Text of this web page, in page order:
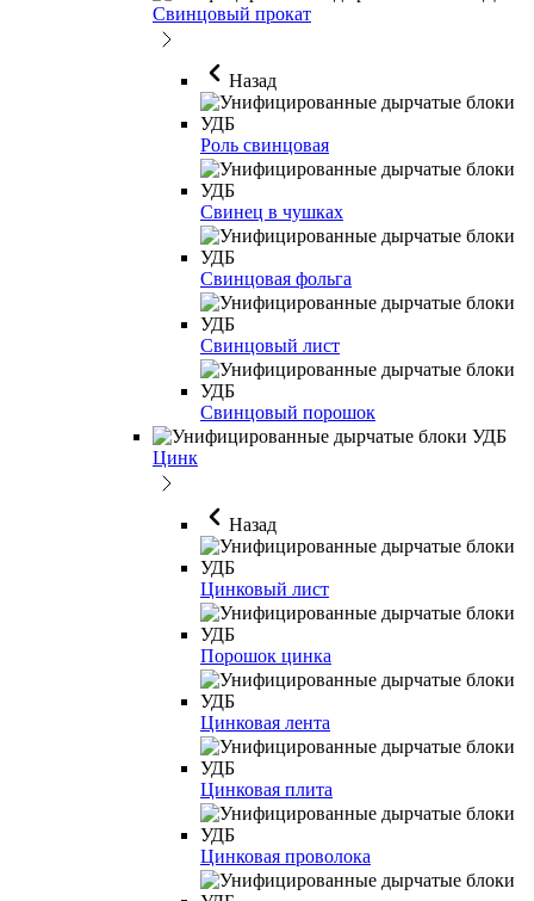
Свинцовый прокат
Назад
Роль свинцовая
Свинец в чушках
Свинцовая фольга
Свинцовый лист
Свинцовый порошок
Цинк
Назад
Цинковый лист
Порошок цинка
Цинковая лента
Цинковая плита
Цинковая проволока